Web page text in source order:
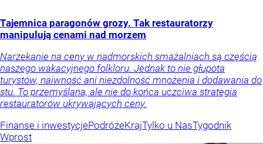
Tajemnica paragonów grozy. Tak restauratorzy
manipulują cenami nad morzem
Narzekanie na ceny w nadmorskich smażalniach są częścią
naszego wakacyjnego folkloru. Jednak to nie głupota
turystów, naiwność ani niezdolność mnożenia i dodawania do
stu. To przemyślana, ale nie do końca uczciwa strategia
restauratorów ukrywających ceny.
Finanse i inwestycjePodróżeKrajTylko u NasTygodnik
Wprost